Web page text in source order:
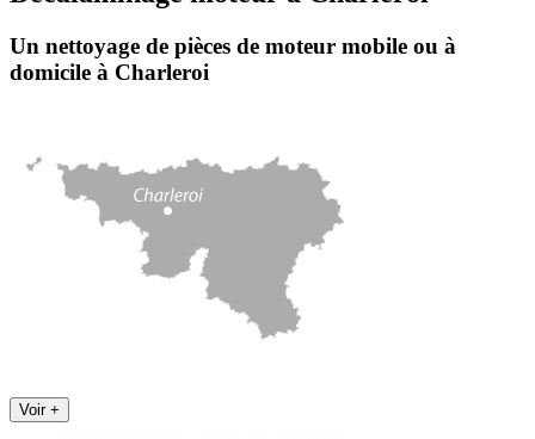
Un nettoyage de pièces de moteur mobile ou à
domicile à Charleroi
Voir +